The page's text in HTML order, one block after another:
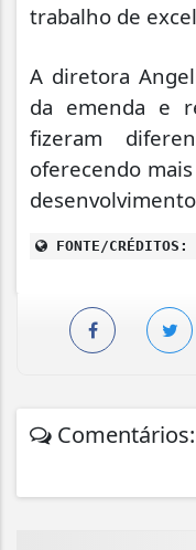
trabalho de
A diretora
da emenda e
fizeram
oferecendo
FONTE/CRÉDITOS:
Comentários: